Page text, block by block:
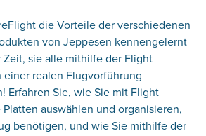
die Vorteile der verschiedenen
von Jeppesen kennengelernt
Zeit, sie alle mithilfe der Flight
realen Flugvorführung
Erfahren Sie, wie Sie mit Flight
auswählen und organisieren,
benötigen, und wie Sie mithilfe der